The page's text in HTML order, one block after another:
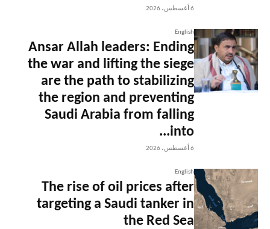
6 أغسطس، 2026
English
Ansar Allah leaders: Ending
the war and lifting the siege
are the path to stabilizing
the region and preventing
Saudi Arabia from falling
into...
6 أغسطس، 2026
English
The rise of oil prices after
targeting a Saudi tanker in
the Red Sea